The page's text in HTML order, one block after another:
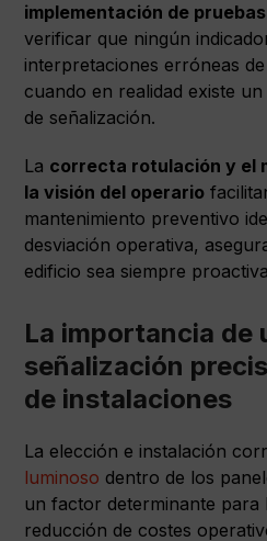
implementación de
verificar que ningún
interpretaciones erróneas
cuando en realidad existe
de señalización.
La correcta rotulación y el
la visión del operario
mantenimiento preventivo
desviación operativa,
edificio sea siempre
La importancia de
señalización
de instalaciones
La elección e instalación
luminoso dentro de los
un factor determinante para
reducción de costes